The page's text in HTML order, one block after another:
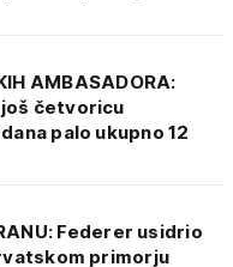
AMBASADORA:
četvoricu
palo ukupno 12
Federer usidrio
primorju